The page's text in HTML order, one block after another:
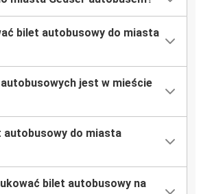
bilet autobusowy do miasta
jest w mieście
autobusowy do miasta
bilet autobusowy na